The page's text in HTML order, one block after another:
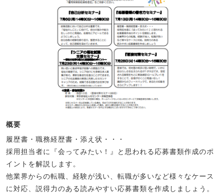
概要
履歴書・職務経歴書・添え状・・・
採用担当者に『会ってみたい！』と思われる応募書類作成のポ
イントを解説します。
他業界からの転職、経験が浅い、転職が多いなど様々なケース
に対応、説得力のある読みやすい応募書類を作成しましょう。